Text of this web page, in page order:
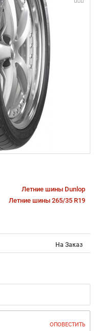
Летние шины Dunlop
Летние шины 265/35 R19
На Заказ
ОПОВЕСТИТЬ